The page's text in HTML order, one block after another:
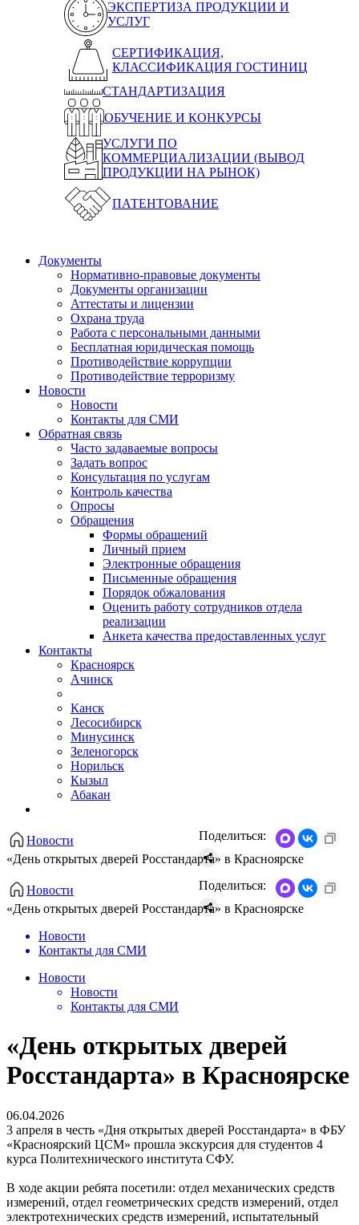
ЭКСПЕРТИЗА ПРОДУКЦИИ И
УСЛУГ
СЕРТИФИКАЦИЯ,
КЛАССИФИКАЦИЯ ГОСТИНИЦ
СТАНДАРТИЗАЦИЯ
ОБУЧЕНИЕ И КОНКУРСЫ
УСЛУГИ ПО
КОММЕРЦИАЛИЗАЦИИ (ВЫВОД
ПРОДУКЦИИ НА РЫНОК)
ПАТЕНТОВАНИЕ
Документы
Нормативно-правовые документы
Документы организации
Аттестаты и лицензии
Охрана труда
Работа с персональными данными
Бесплатная юридическая помощь
Противодействие коррупции
Противодействие терроризму
Новости
Новости
Контакты для СМИ
Обратная связь
Часто задаваемые вопросы
Задать вопрос
Консультация по услугам
Контроль качества
Опросы
Обращения
Формы обращений
Личный прием
Электронные обращения
Письменные обращения
Порядок обжалования
Оценить работу сотрудников отдела
реализации
Анкета качества предоставленных услуг
Контакты
Красноярск
Ачинск
Канск
Лесосибирск
Минусинск
Зеленогорск
Норильск
Кызыл
Абакан
Новости
«День открытых дверей Росстандарта» в Красноярске
Поделиться:
Новости
«День открытых дверей Росстандарта» в Красноярске
Поделиться:
Новости
Контакты для СМИ
Новости
Новости
Контакты для СМИ
«День открытых дверей
Росстандарта» в Красноярске
06.04.2026
3 апреля в честь «Дня открытых дверей Росстандарта» в ФБУ
«Красноярский ЦСМ» прошла экскурсия для студентов 4
курса Политехнического института СФУ.
В ходе акции ребята посетили: отдел механических средств
измерений, отдел геометрических средств измерений, отдел
электротехнических средств измерений, испытательный